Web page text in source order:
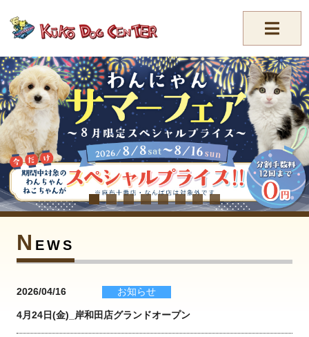
//-->
N EWS
2026/04/16 お知らせ
4月24日(金)_岸和田店グランドオープン